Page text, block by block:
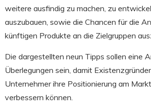
weitere ausfindig zu machen, zu
auszubauen, sowie die Chancen für die
künftigen Produkte an die Zielgruppen
Die dargestellten neun Tipps sollen eine
Überlegungen sein, damit
Unternehmer ihre Positionierung am
verbessern können.